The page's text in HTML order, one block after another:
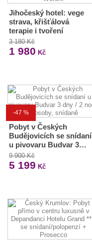
Jihočeský hotel: vege
strava, křišťálová
terapie i tvoření
3 180 Kč
1 980 Kč
-47 %
Pobyt v Českých
Budějovicích se snídaní
u pivovaru Budvar 3…
9 900 Kč
5 199 Kč